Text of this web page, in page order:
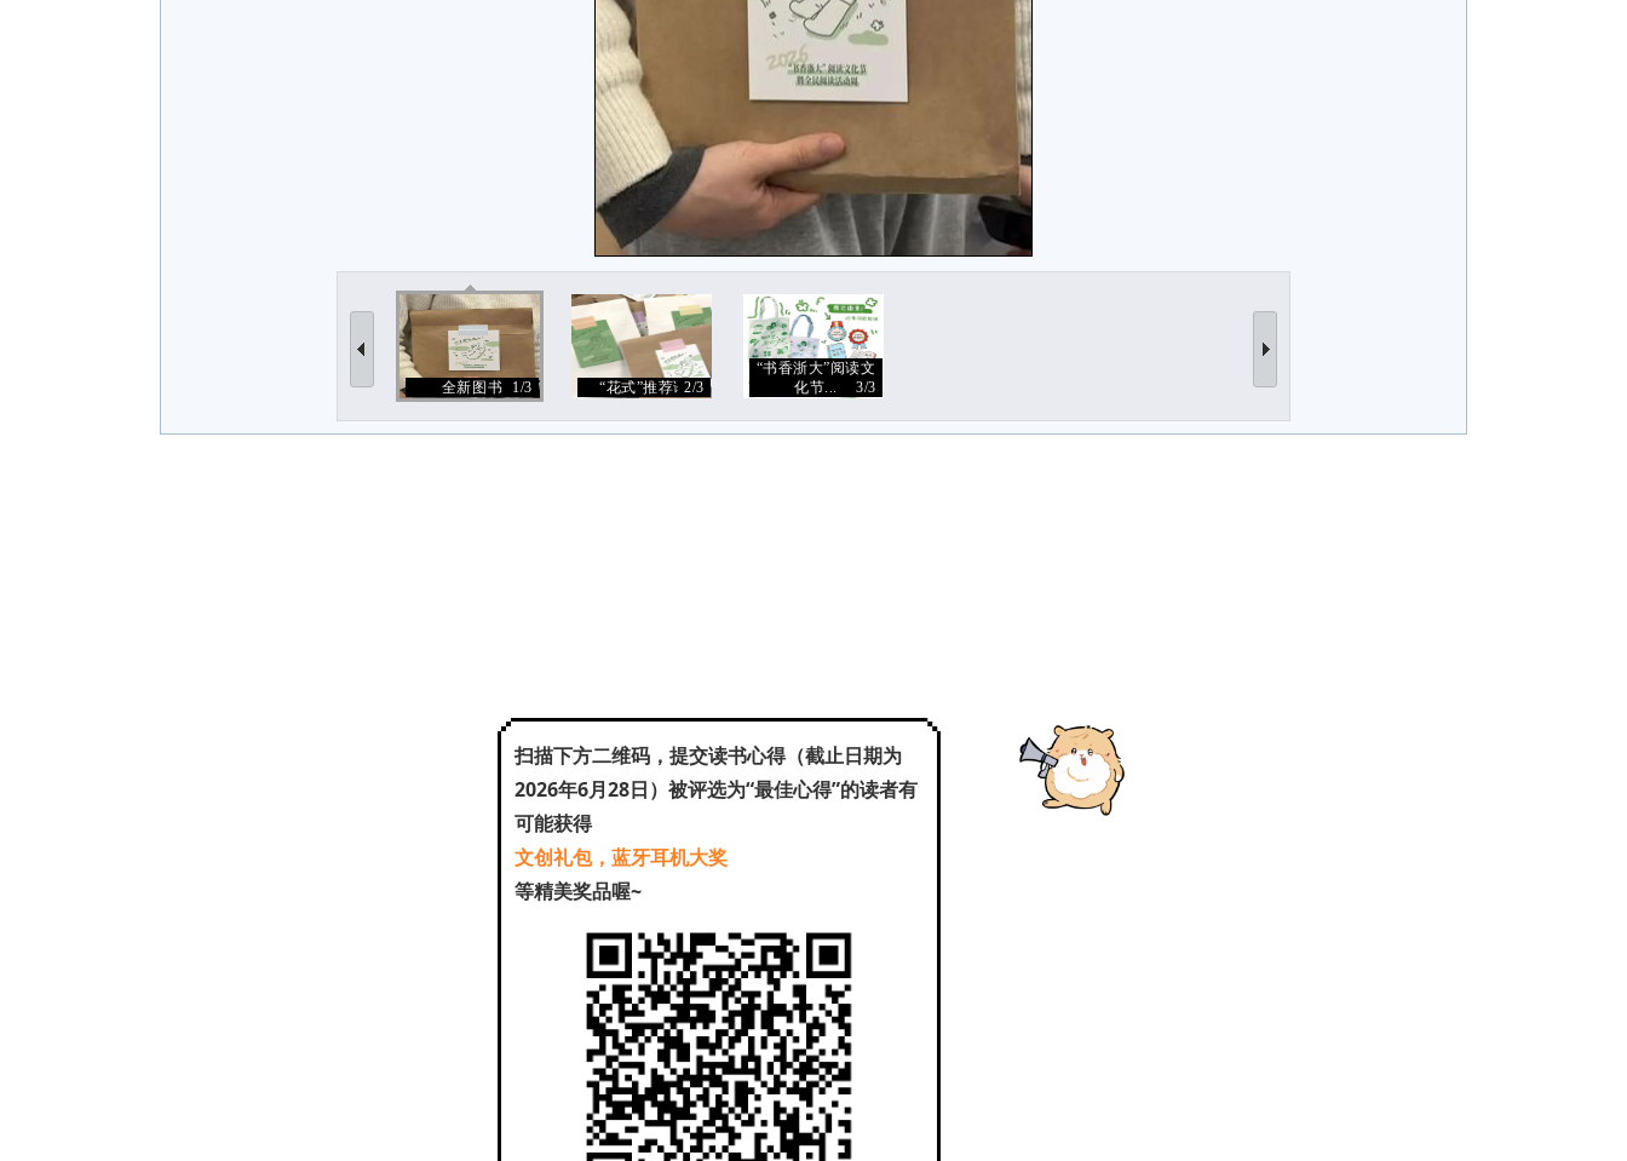
全新图书 1/3 “花式”推荐语2/3
“书香浙大”阅读文
化节...
3/3
扫描下方二维码，提交读书心得（截止日期为
2026年6月28日）被评选为“最佳心得”的读者有
可能获得
文创礼包，蓝牙耳机大奖
等精美奖品喔~